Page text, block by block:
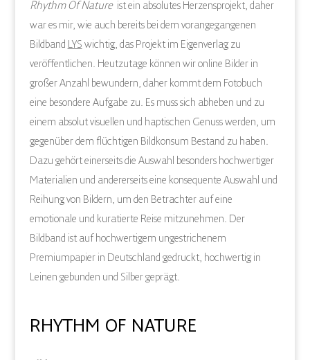
Rhythm Of Nature ist ein absolutes Herzensprojekt, daher
war es mir, wie auch bereits bei dem vorangegangenen
Bildband LYS wichtig, das Projekt im Eigenverlag zu
veröffentlichen. Heutzutage können wir online Bilder in
großer Anzahl bewundern, daher kommt dem Fotobuch
eine besondere Aufgabe zu. Es muss sich abheben und zu
einem absolut visuellen und haptischen Genuss werden, um
gegenüber dem flüchtigen Bildkonsum Bestand zu haben.
Dazu gehört einerseits die Auswahl besonders hochwertiger
Materialien und andererseits eine konsequente Auswahl und
Reihung von Bildern, um den Betrachter auf eine
emotionale und kuratierte Reise mitzunehmen. Der
Bildband ist auf hochwertigem ungestrichenem
Premiumpapier in Deutschland gedruckt, hochwertig in
Leinen gebunden und Silber geprägt.
RHYTHM OF NATURE